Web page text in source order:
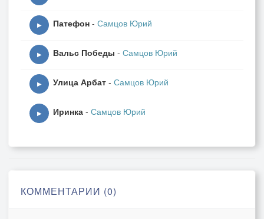
▶ Патефон - Самцов Юрий
▶ Вальс Победы - Самцов Юрий
▶ Улица Арбат - Самцов Юрий
▶ Иринка - Самцов Юрий
КОММЕНТАРИИ (0)